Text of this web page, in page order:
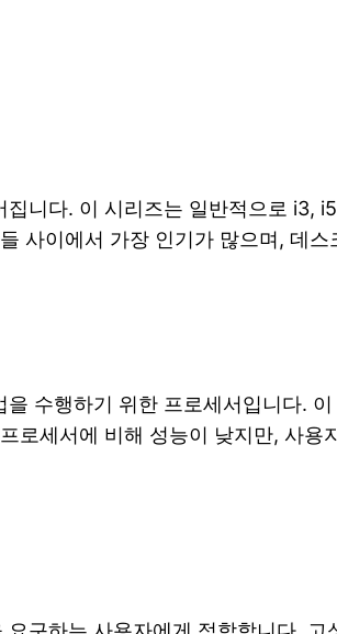
니다. 이 시리즈는 일반적으로 i3,
사이에서 가장 인기가 많으며, 데
수행하기 위한 프로세서입니다.
세서에 비해 성능이 낮지만, 사